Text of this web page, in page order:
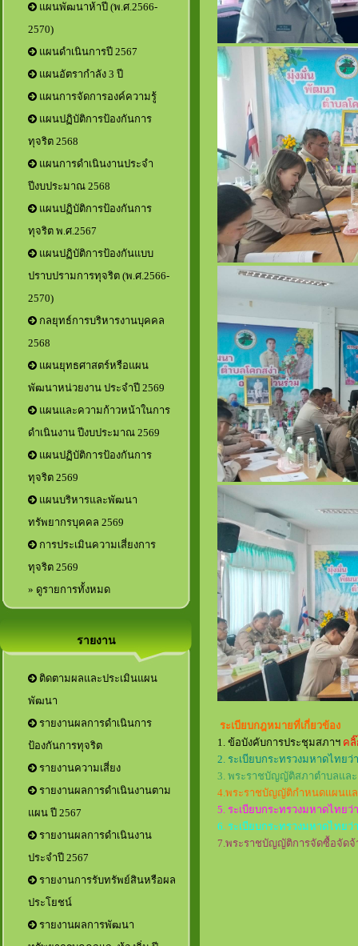
แผนพัฒนาห้าปี (พ.ศ.2566-
2570)
แผนดำเนินการปี 2567
แผนอัตรากำลัง 3 ปี
แผนการจัดการองค์ความรู้
แผนปฏิบัติการป้องกันการ
ทุจริต 2568
แผนการดำเนินงานประจำ
ปีงบประมาณ 2568
แผนปฏิบัติการป้องกันการ
ทุจริต พ.ศ.2567
แผนปฏิบัติการป้องกันแบบ
ปราบปรามการทุจริต (พ.ศ.2566-
2570)
กลยุทธ์การบริหารงานบุคคล
2568
แผนยุทธศาสตร์หรือแผน
พัฒนาหน่วยงาน ประจำปี 2569
แผนและความก้าวหน้าในการ
ดำเนินงาน ปีงบประมาณ 2569
แผนปฏิบัติการป้องกันการ
ทุจริต 2569
แผนบริหารและพัฒนา
ทรัพยากรบุคคล 2569
การประเมินความเสี่ยงการ
ทุจริต 2569
» ดูรายการทั้งหมด
รายงาน
ติดตามผลและประเมินแผน
พัฒนา
รายงานผลการดำเนินการ
ป้องกันการทุจริต
รายงานความเสี่ยง
รายงานผลการดำเนินงานตาม
แผน ปี 2567
รายงานผลการดำเนินงาน
ประจำปี 2567
รายงานการรับทรัพย์สินหรือผล
ประโยชน์
รายงานผลการพัฒนา
ระเบียบกฎหมายที่เกี่ยวข้อง
1. ข้อบังคับการประชุมสภาฯ คลิ๊
2. ระเบียบกระทรวงมหาดไทยว่
3. พระราชบัญญัติสภาตำบลและ
4.พระราชบัญญัติกำหนดแผนแล
5. ระเบียบกระทรวงมหาดไทย
6. ระเบียบกระทรวงมหาดไทย
7.พระราชบัญญัติการจัดซื้อจัดจ้